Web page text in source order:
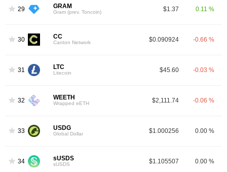
29 GRAM
Gram (prev. Toncoin) $1.37 0.11 %
30 CC
Canton Network $0.090924 -0.66 %
31 LTC
Litecoin $45.60 -0.03 %
32 WEETH
Wrapped eETH $2,111.74 -0.06 %
33 USDG
Global Dollar $1.000256 0.00 %
34 sUSDS
sUSDS $1.105507 0.00 %